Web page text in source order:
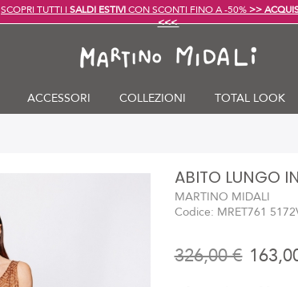
SCOPRI TUTTI I SALDI ESTIVICON SCONTI FINO A -50%>>
<<<
ACCESSORI COLLEZIONI TOTAL LOOK
ABITO LUNGO
MARTINO MIDALI
Codice: MRET761
326,00 €